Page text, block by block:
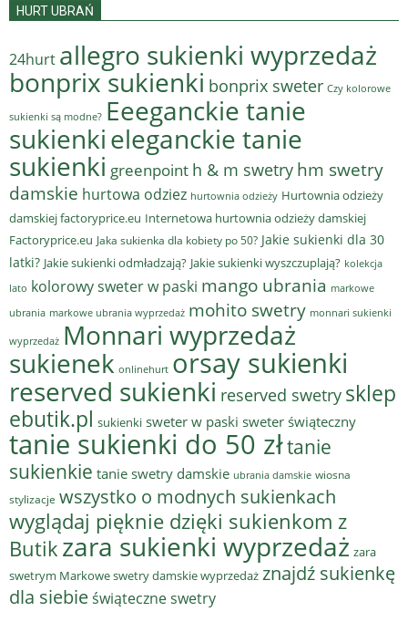
HURT UBRAŃ
24hurt allegro sukienki wyprzedaż
bonprix sukienki bonprix sweter Czy kolorowe
sukienki są modne? Eeeganckie tanie
sukienkieleganckie tanie
sukienki greenpoint h & m swetry hm swetry
damskie hurtowa odziez hurtownia odzieży Hurtownia odzieży
damskiej factoryprice.eu Internetowa hurtownia odzieży damskiej
Factoryprice.eu Jaka sukienka dla kobiety po 50? Jakie sukienki dla 30
latki? Jakie sukienki odmładzają? Jakie sukienki wyszczuplają? kolekcja
lato kolorowy sweter w paski mango ubrania markowe
ubrania markowe ubrania wyprzedaż mohito swetry monnari sukienki
wyprzedaż Monnari wyprzedaż
sukienek onlinehurt orsay sukienki
reserved sukienki reserved swetry sklep
ebutik.pl sukienki sweter w paski sweter świąteczny
tanie sukienki do 50 złtanie
sukienkie tanie swetry damskie ubrania damskie wiosna
stylizacje wszystko o modnych sukienkach
wyglądaj pięknie dzięki sukienkom z
Butik zara sukienki wyprzedaż zara
swetrym Markowe swetry damskie wyprzedaż znajdź sukienkę
dla siebieświąteczne swetry